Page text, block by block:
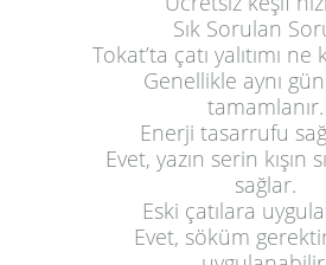
Sık Sorulan
Tokat’ta çatı yalıtımı
Genellikle aynı
tamamlanır.
Enerji tasarrufu
Evet, yazın serin kışın
sağlar.
Eski çatılara
Evet, söküm